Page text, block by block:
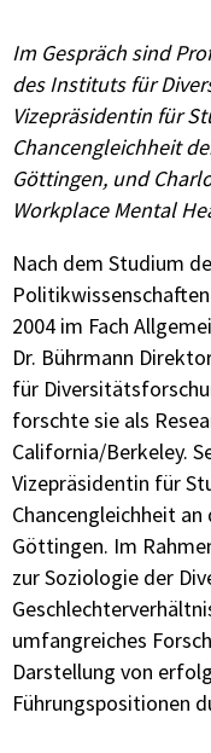
Im Gespräch sind
des Instituts für
Vizepräsidentin für
Chancengleichheit
Göttingen, und
Workplace Mental
Nach dem Studium
2004 im Fach
Dr. Bührmann
für
forschte sie als
California/Berkeley.
Vizepräsidentin für
Chancengleichheit
Göttingen. Im
zur Soziologie der
umfangreiches
Darstellung von
Führungspositionen